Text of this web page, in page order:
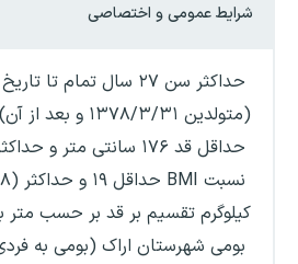
شرایط عمومی و اختصاصی
(متولدین ۱۳۷۸/۳/۳۱ و بعد از آن)
حداقل قد ۱۷۶ سانتی متر و حداکثر ۱۹۰ سانتی متر
کیلوگرم تقسیم بر قد بر حسب متر
بومی شهرستان اراک (بومی به